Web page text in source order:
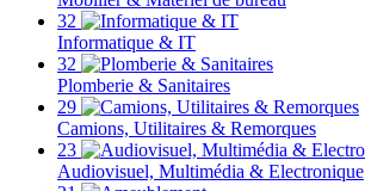
32
Informatique & IT
32
Plomberie & Sanitaires
29
Camions, Utilitaires & Remorques
23
Audiovisuel, Multimédia & Electronique